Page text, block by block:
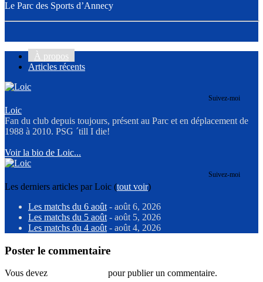
Le Parc des Sports d’Annecy
À propos
Articles récents
Suivez-moi
Loic
Fan du club depuis toujours, présent au Parc et en déplacement de
1988 à 2010. PSG ´till I die!
Voir la bio de Loic...
Suivez-moi
Les derniers articles par Loic (tout voir)
Les matchs du 6 août - août 6, 2026
Les matchs du 5 août - août 5, 2026
Les matchs du 4 août - août 4, 2026
Poster le commentaire
Vous devez pour publier un commentaire.